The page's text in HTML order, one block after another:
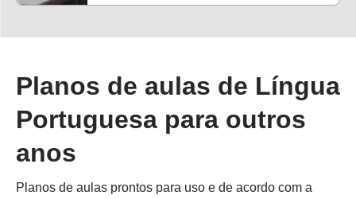
Planos de aulas de Língua
Portuguesa para outros
anos
Planos de aulas prontos para uso e de acordo com a